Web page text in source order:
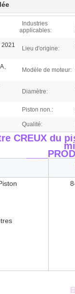
Industries
applicables:
2021 Lieu d'origine:
Modèle de moteur:
Diamètre:
Piston non.:
Qualité:
CREUX du